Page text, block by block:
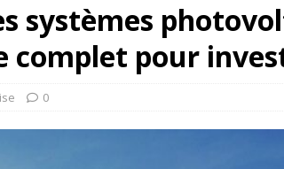
systèmes
complet pour
0